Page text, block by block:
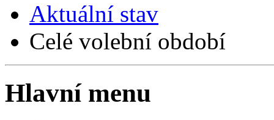
Aktuální stav
Celé volební období
Hlavní menu